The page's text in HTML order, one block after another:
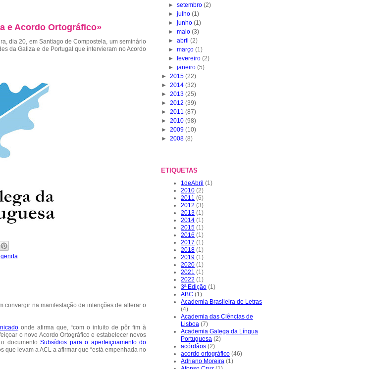
e Acordo Ortográfico»
dia 20, em Santiago de Compostela, um seminário
da Galiza e de Portugal que intervieram no Acordo
convergir na manifestação de intenções de alterar o
onde afirma que, “com o intuito de pôr fim à
o novo Acordo Ortográfico e estabelecer novos
documento Subsídios para o aperfeiçoamento do
que levam a ACL a afirmar que “está empenhada no
►setembro(2)
►julho(1)
►junho(1)
►maio(3)
►abril(2)
►março(1)
►fevereiro(2)
►janeiro(5)
► 2015 (22)
► 2014 (32)
► 2013 (25)
► 2012 (39)
► 2011 (87)
► 2010 (98)
► 2009 (10)
► 2008 (8)
ETIQUETAS
1deAbril (1)
2010 (2)
2011 (6)
2012 (3)
2013 (1)
2014 (1)
2015 (1)
2016 (1)
2017 (1)
2018 (1)
2019 (1)
2020 (1)
2021 (1)
2022 (1)
3ª Edição (1)
ABC (1)
Academia Brasileira de Letras
(4)
Academia das Ciências de
Lisboa (7)
Academia Galega da Língua
Portuguesa (2)
acórdãos (2)
acordo ortográfico (46)
Adriano Moreira (1)